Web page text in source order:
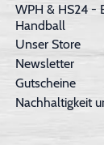
WPH & HS24 -
Handball
Unser Store
Newsletter
Gutscheine
Nachhaltigkeit